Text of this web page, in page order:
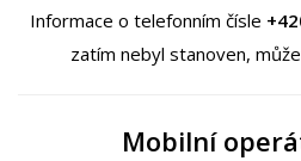
Informace o telefonním čísle
zatím nebyl stanoven,
Mobilní